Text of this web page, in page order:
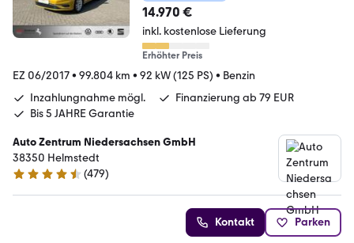
14.970 €
inkl. kostenlose Lieferung
Erhöhter Preis
EZ 06/2017• 99.804 km • 92 kW (125 PS) • Benzin
Inzahlungnahme mögl.
Finanzierung ab 79 EUR
Bis 5 JAHRE Garantie
Auto Zentrum Niedersachsen GmbH
38350 Helmstedt
4.5 Sterne
(479)
Kontakt Parken